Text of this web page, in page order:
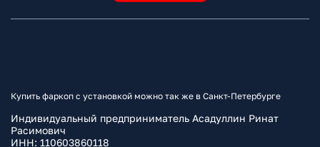
Купить фаркоп с установкой можно так же в Санкт-Петербурге
Индивидуальный предприниматель Асадуллин Ринат
Расимович
ИНН: 110603860118